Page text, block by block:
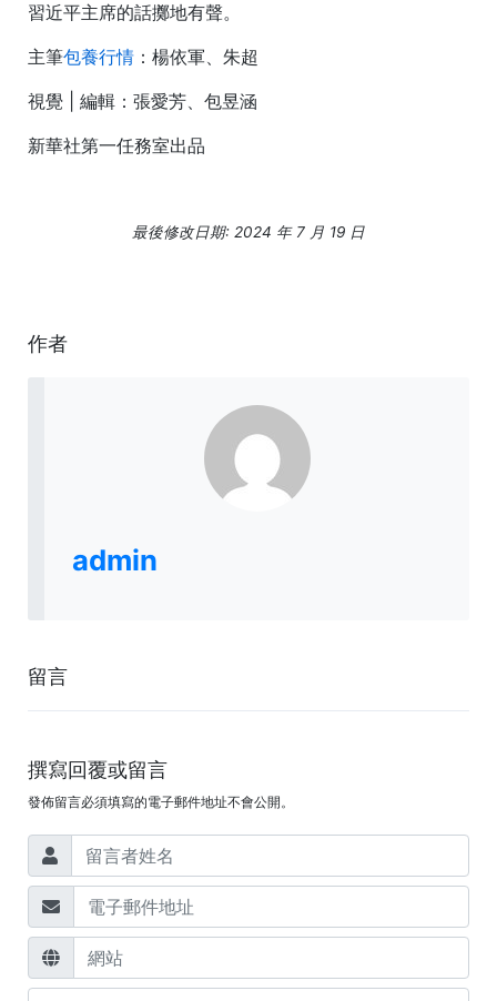
習近平主席的話擲地有聲。
主筆包養行情 ：楊依軍、朱超
視覺 | 編輯：張愛芳、包昱涵
新華社第一任務室出品
最後修改日期: 2024 年 7 月 19 日
作者
admin
留言
撰寫回覆或留言
發佈留言必須填寫的電子郵件地址不會公開。